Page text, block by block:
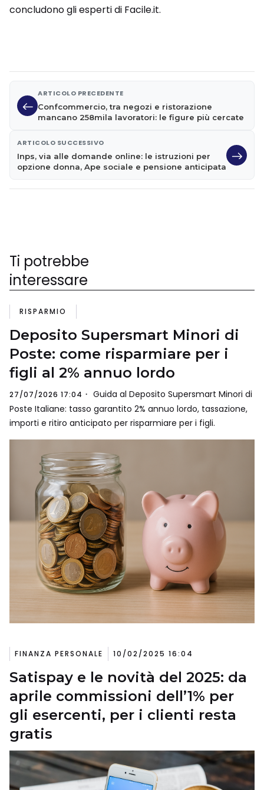
concludono gli esperti di Facile.it.
ARTICOLO PRECEDENTE
Confcommercio, tra negozi e ristorazione
mancano 258mila lavoratori: le figure più cercate
ARTICOLO SUCCESSIVO
Inps, via alle domande online: le istruzioni per
opzione donna, Ape sociale e pensione anticipata
Ti potrebbe
interessare
RISPARMIO
Deposito Supersmart Minori di
Poste: come risparmiare per i
figli al 2% annuo lordo
27/07/2026 17:04
Guida al Deposito Supersmart Minori di
Poste Italiane: tasso garantito 2% annuo lordo, tassazione,
importi e ritiro anticipato per risparmiare per i figli.
FINANZA PERSONALE 10/02/2025 16:04
Satispay e le novità del 2025: da
aprile commissioni dell’1% per
gli esercenti, per i clienti resta
gratis